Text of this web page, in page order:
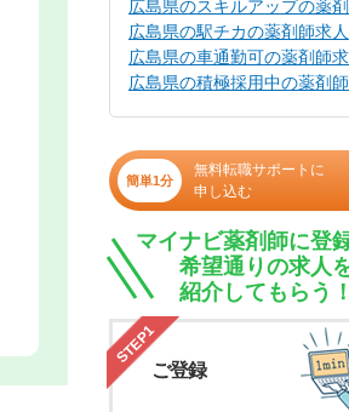
広島県のスキルアップの薬
広島県の駅チカの薬剤師求人
広島県の車通勤可の薬剤師求
広島県の積極採用中の薬剤
簡単1分
無料転職サポートに
申し込む
マイナビ薬剤師に登
希望通りの求人
紹介してもらう！
STEP1
ご登録